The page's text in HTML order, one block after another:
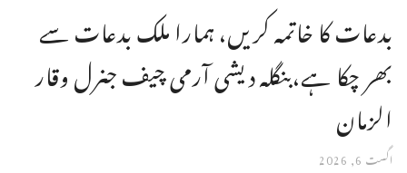
بدعات کا خاتمہ کریں، ہمارا ملک بدعات سے
بھر چکا ہے،بنگله دیشی آرمی چیف جنرل وقار
الزمان
اگست 6, 2026